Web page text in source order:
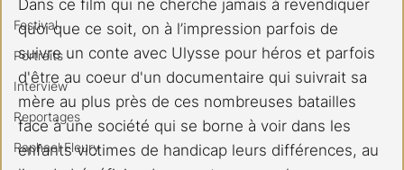
Festival
Portraits
Interview
Reportages
Raphael Fleury
Dans ce film qui ne cherche jamais à revendiquer
quoi que ce soit, on à l’impression parfois de
suivre un conte avec Ulysse pour héros et parfois
d'être au coeur d'un documentaire qui suivrait sa
mère au plus près de ces nombreuses batailles
face à une société qui se borne à voir dans les
enfants victimes de handicap leurs différences, au